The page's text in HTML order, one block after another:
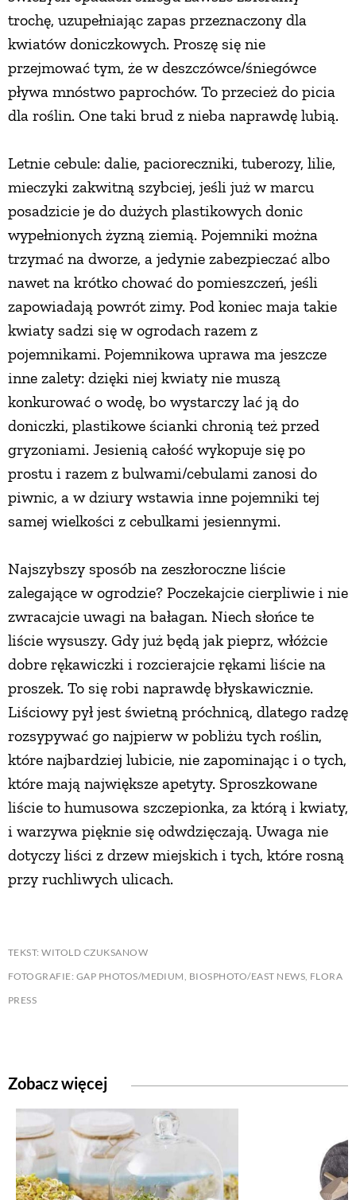
trochę, uzupełniając zapas przeznaczony dla
kwiatów doniczkowych. Proszę się nie
przejmować tym, że w deszczówce/śniegówce
pływa mnóstwo paprochów. To przecież do picia
dla roślin. One taki brud z nieba naprawdę lubią.
Letnie cebule: dalie, pacioreczniki, tuberozy, lilie,
mieczyki zakwitną szybciej, jeśli już w marcu
posadzicie je do dużych plastikowych donic
wypełnionych żyzną ziemią. Pojemniki można
trzymać na dworze, a jedynie zabezpieczać albo
nawet na krótko chować do pomieszczeń, jeśli
zapowiadają powrót zimy. Pod koniec maja takie
kwiaty sadzi się w ogrodach razem z
pojemnikami. Pojemnikowa uprawa ma jeszcze
inne zalety: dzięki niej kwiaty nie muszą
konkurować o wodę, bo wystarczy lać ją do
doniczki, plastikowe ścianki chronią też przed
gryzoniami. Jesienią całość wykopuje się po
prostu i razem z bulwami/cebulami zanosi do
piwnic, a w dziury wstawia inne pojemniki tej
samej wielkości z cebulkami jesiennymi.
Najszybszy sposób na zeszłoroczne liście
zalegające w ogrodzie? Poczekajcie cierpliwie i nie
zwracajcie uwagi na bałagan. Niech słońce te
liście wysuszy. Gdy już będą jak pieprz, włóżcie
dobre rękawiczki i rozcierajcie rękami liście na
proszek. To się robi naprawdę błyskawicznie.
Liściowy pył jest świetną próchnicą, dlatego radzę
rozsypywać go najpierw w pobliżu tych roślin,
które najbardziej lubicie, nie zapominając i o tych,
które mają największe apetyty. Sproszkowane
liście to humusowa szczepionka, za którą i kwiaty,
i warzywa pięknie się odwdzięczają. Uwaga nie
dotyczy liści z drzew miejskich i tych, które rosną
przy ruchliwych ulicach.
TEKST: WITOLD CZUKSANOW
FOTOGRAFIE: GAP PHOTOS/MEDIUM, BIOSPHOTO/EAST NEWS, FLORA
PRESS
Zobacz więcej